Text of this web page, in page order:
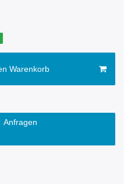
Warenkorb
Anfragen